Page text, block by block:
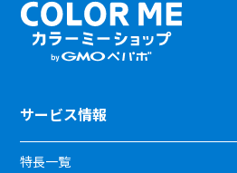
サービス情報
特長一覧